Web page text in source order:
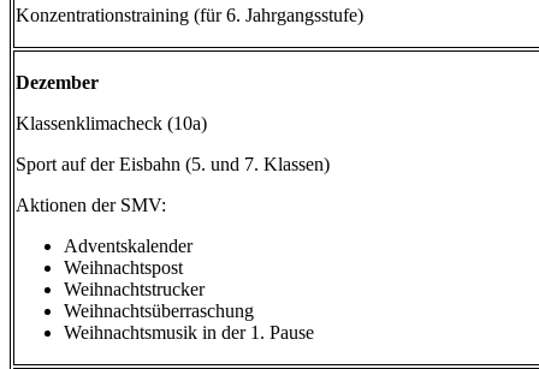
Konzentrationstraining (für 6. Jahrgangsstufe)
Dezember
Klassenklimacheck (10a)
Sport auf der Eisbahn (5. und 7. Klassen)
Aktionen der SMV:
Adventskalender
Weihnachtspost
Weihnachtstrucker
Weihnachtsüberraschung
Weihnachtsmusik in der 1. Pause